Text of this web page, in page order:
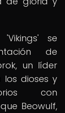
se
de
un líder
dioses y
con
Beowulf,